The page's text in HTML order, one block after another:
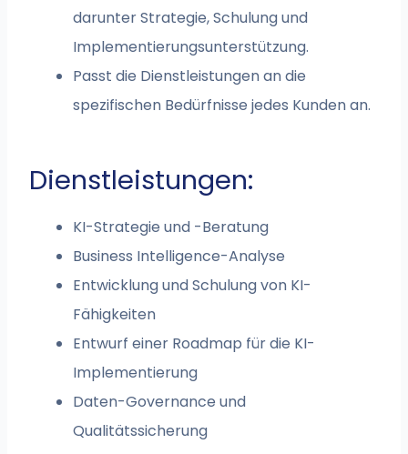
darunter Strategie, Schulung und
Implementierungsunterstützung.
Passt die Dienstleistungen an die
spezifischen Bedürfnisse jedes Kunden an.
Dienstleistungen:
KI-Strategie und -Beratung
Business Intelligence-Analyse
Entwicklung und Schulung von KI-
Fähigkeiten
Entwurf einer Roadmap für die KI-
Implementierung
Daten-Governance und
Qualitätssicherung